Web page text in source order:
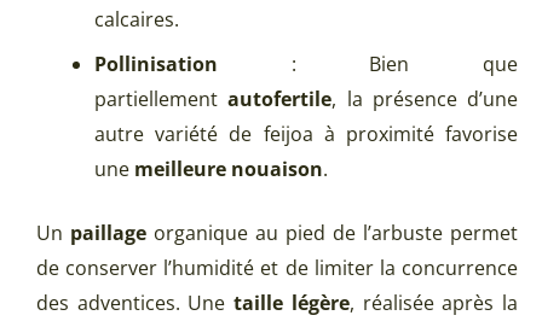
calcaires.
Pollinisation : Bien que
partiellementautofertile, la présence d’une
autre variété de feijoa à proximité favorise
une meilleure nouaison.
Un paillage organique au pied de l’arbuste permet
de conserver l’humidité et de limiter la concurrence
des adventices. Unetaille légère, réalisée après la